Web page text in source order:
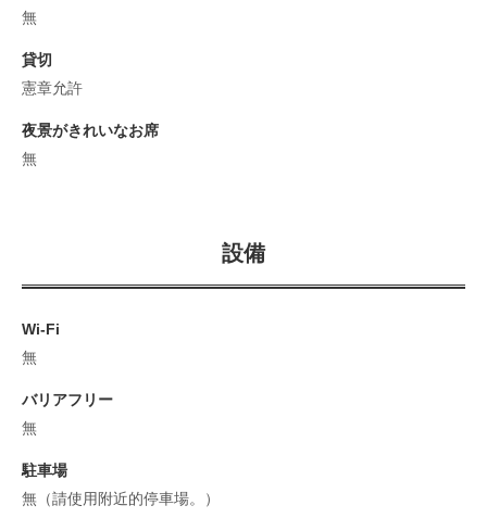
無
貸切
憲章允許
夜景がきれいなお席
無
設備
Wi-Fi
無
バリアフリー
無
駐車場
無（請使用附近的停車場。）